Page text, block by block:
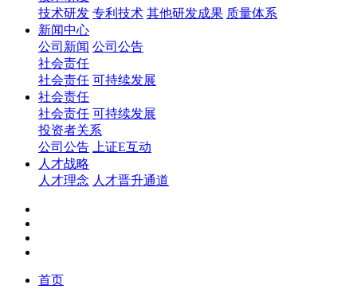
技术研发 专利技术 其他研发成果 质量体系
新闻中心
公司新闻 公司公告
社会责任
社会责任 可持续发展
社会责任
社会责任 可持续发展
投资者关系
公司公告 上证E互动
人才战略
人才理念 人才晋升通道
首页